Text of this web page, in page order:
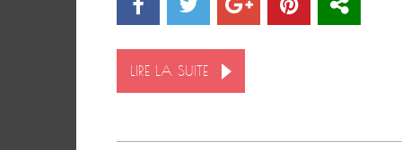
LIRE LA SUITE